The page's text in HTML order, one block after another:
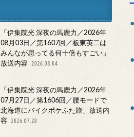
「伊集院光 深夜の馬鹿力／2026年
08月03日／第1607回／板東英二は
みんなが思ってる何十倍もすごい」
放送内容
2026.08.04
「伊集院光 深夜の馬鹿力／2026年
07月27日／第1606回／腰モードで
北海道にバイクポケふた旅」放送内
容
2026.07.28